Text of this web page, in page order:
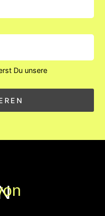
Du unsere